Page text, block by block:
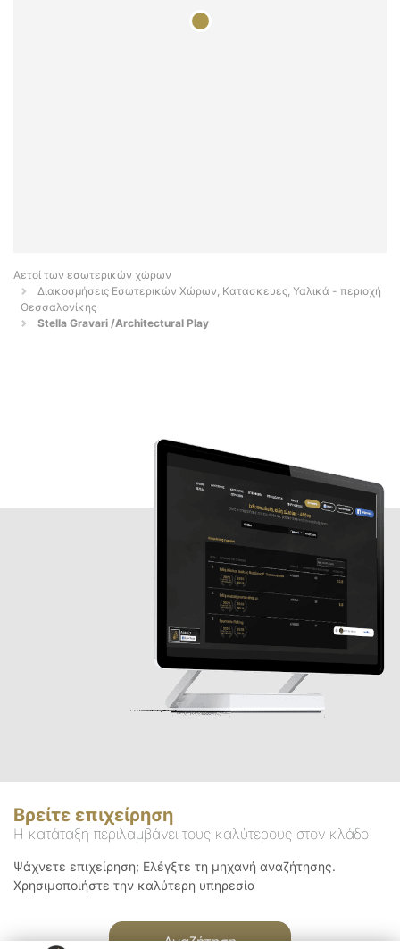
Αετοί των εσωτερικών χώρων
Διακοσμήσεις Εσωτερικών Χώρων, Κατασκευές, Υαλικά - περιοχή
Θεσσαλονίκης
Stella Gravari /Architectural Play
Βρείτε επιχείρηση
Η κατάταξη περιλαμβάνει τους καλύτερους στον κλάδο
Ψάχνετε επιχείρηση; Ελέγξτε τη μηχανή αναζήτησης.
Χρησιμοποιήστε την καλύτερη υπηρεσία
Αναζήτηση